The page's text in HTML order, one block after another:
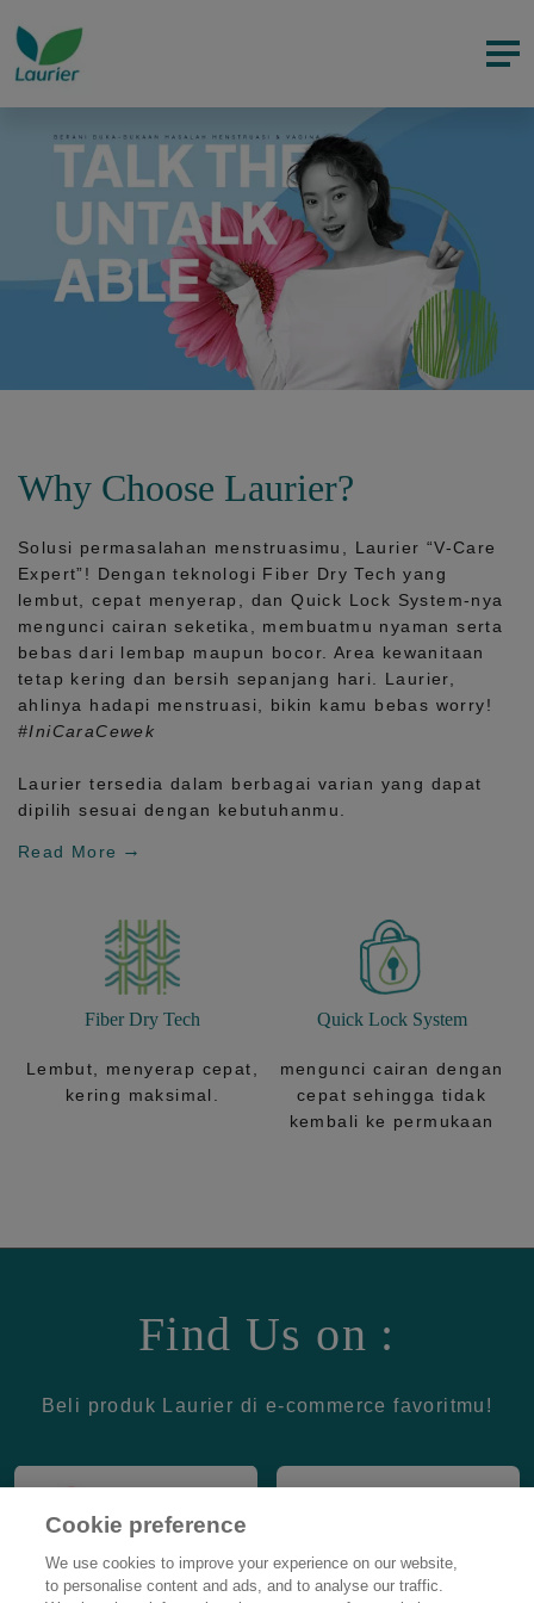
Why Choose Laurier?
Solusi permasalahan menstruasimu, Laurier “V-Care
Expert”! Dengan teknologi Fiber Dry Tech yang
lembut, cepat menyerap, danQuick Lock System-nya
mengunci cairan seketika, membuatmu nyaman serta
bebas dari lembap maupun bocor. Area kewanitaan
tetap kering dan bersih sepanjang hari.
Laurier,
ahlinya hadapi menstruasi, bikin kamu bebas worry!
#IniCaraCewek
Laurier tersedia dalam berbagai varian yang dapat
dipilih sesuai dengan kebutuhanmu.
Read More
Fiber Dry Tech
Lembut, menyerap cepat,
kering maksimal.
Quick Lock System
mengunci cairan dengan
cepat sehingga tidak
kembali ke permukaan
Find Us on :
Beli produk Laurier di e-commerce favoritmu!
Cookie preference
We use cookies to improve your experience on our website,
to personalise content and ads, and to analyse our traffic.